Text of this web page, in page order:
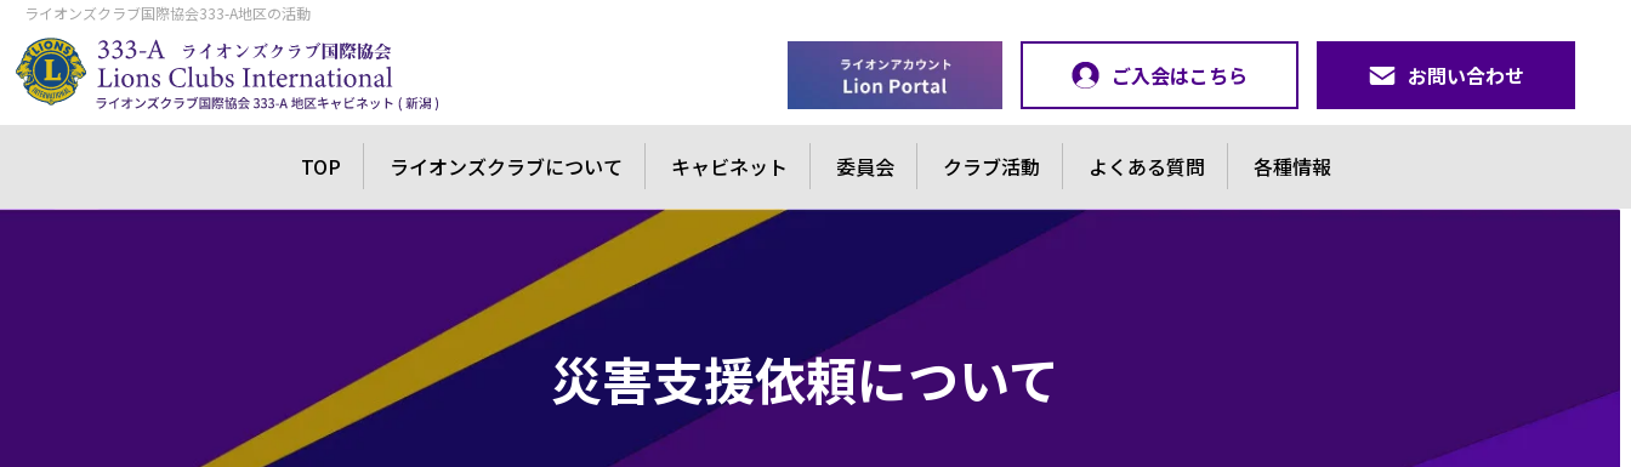
ライオンズクラブ国際協会333-A地区の活動
ご入会はこちら お問い合わせ
TOP ライオンズクラブについて キャビネット 委員会 クラブ活動 よくある質問 各種情報
災害支援依頼について